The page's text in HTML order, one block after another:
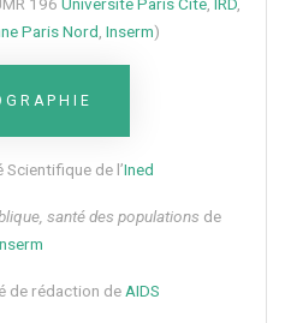
Paris Nord Inserm)
de l’Ined
santé des populations de
de rédaction de AIDS